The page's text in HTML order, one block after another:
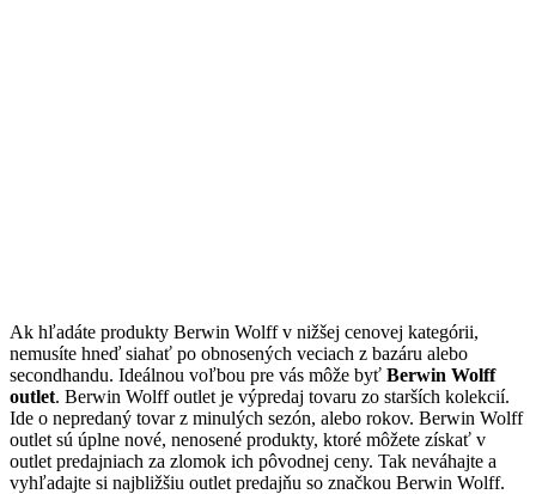
Ak hľadáte produkty Berwin Wolff v nižšej cenovej kategórii,
nemusíte hneď siahať po obnosených veciach z bazáru alebo
secondhandu. Ideálnou voľbou pre vás môže byť Berwin Wolff
outlet. Berwin Wolff outlet je výpredaj tovaru zo starších kolekcií.
Ide o nepredaný tovar z minulých sezón, alebo rokov. Berwin Wolff
outlet sú úplne nové, nenosené produkty, ktoré môžete získať v
outlet predajniach za zlomok ich pôvodnej ceny. Tak neváhajte a
vyhľadajte si najbližšiu outlet predajňu so značkou Berwin Wolff.